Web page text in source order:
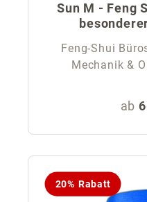
Sun M - Feng
Feng-Shui
Mechanik &
ab
20% Rabatt